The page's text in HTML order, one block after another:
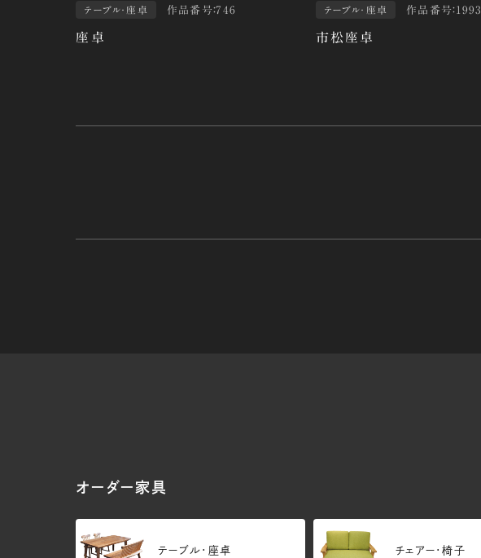
テーブル・座卓 作品番号：746
座卓
テーブル・座卓 作品番号：1993
市松座卓
オーダー家具
テーブル・座卓 チェアー・椅子